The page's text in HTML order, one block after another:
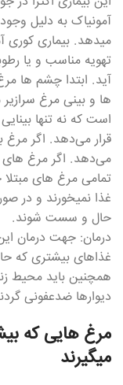
آمونیاک به دلیل
میدهد. بیماری کوری
تهویه مناسب و یا
آید. ابتدا چشم ها
ها و بینی مرغ
است که نه تنها
قرار می‌دهد. اگر مرغ
می‌دهد. اگر مرغ های
تمامی مرغ های
غذا نمیخورند و در
حال و سست شوند.
درمان: جهت درمان
همچنین باید محیط
دیوارها ضدعفونی
مرغ هایی که
میگیرند